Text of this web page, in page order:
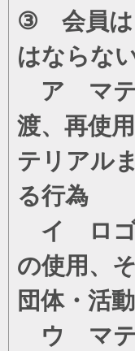
③ 会員は
はならな
ア マテ
渡、再使
テリアル
る行為
イ ロゴ
の使用、
団体・活
ウ マテ